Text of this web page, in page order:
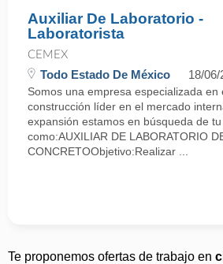
Auxiliar De Laboratorio -
Laboratorista
CEMEX
Todo Estado De México 18/06/
Somos una empresa especializada en
construcción líder en el mercado
expansión estamos en búsqueda de
como:AUXILIAR DE LABORATORIO
CONCRETOObjetivo:Realizar ...
Te proponemos ofertas de trabajo en